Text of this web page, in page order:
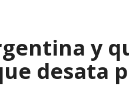
y
desata